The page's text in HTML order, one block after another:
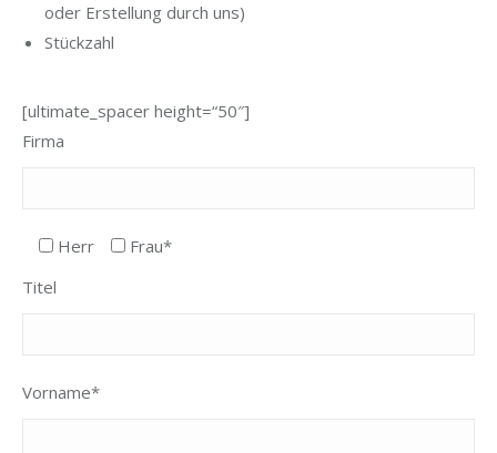
oder Erstellung durch uns)
Stückzahl
[ultimate_spacer height=“50″]
Firma
Herr
Frau*
Titel
Vorname*